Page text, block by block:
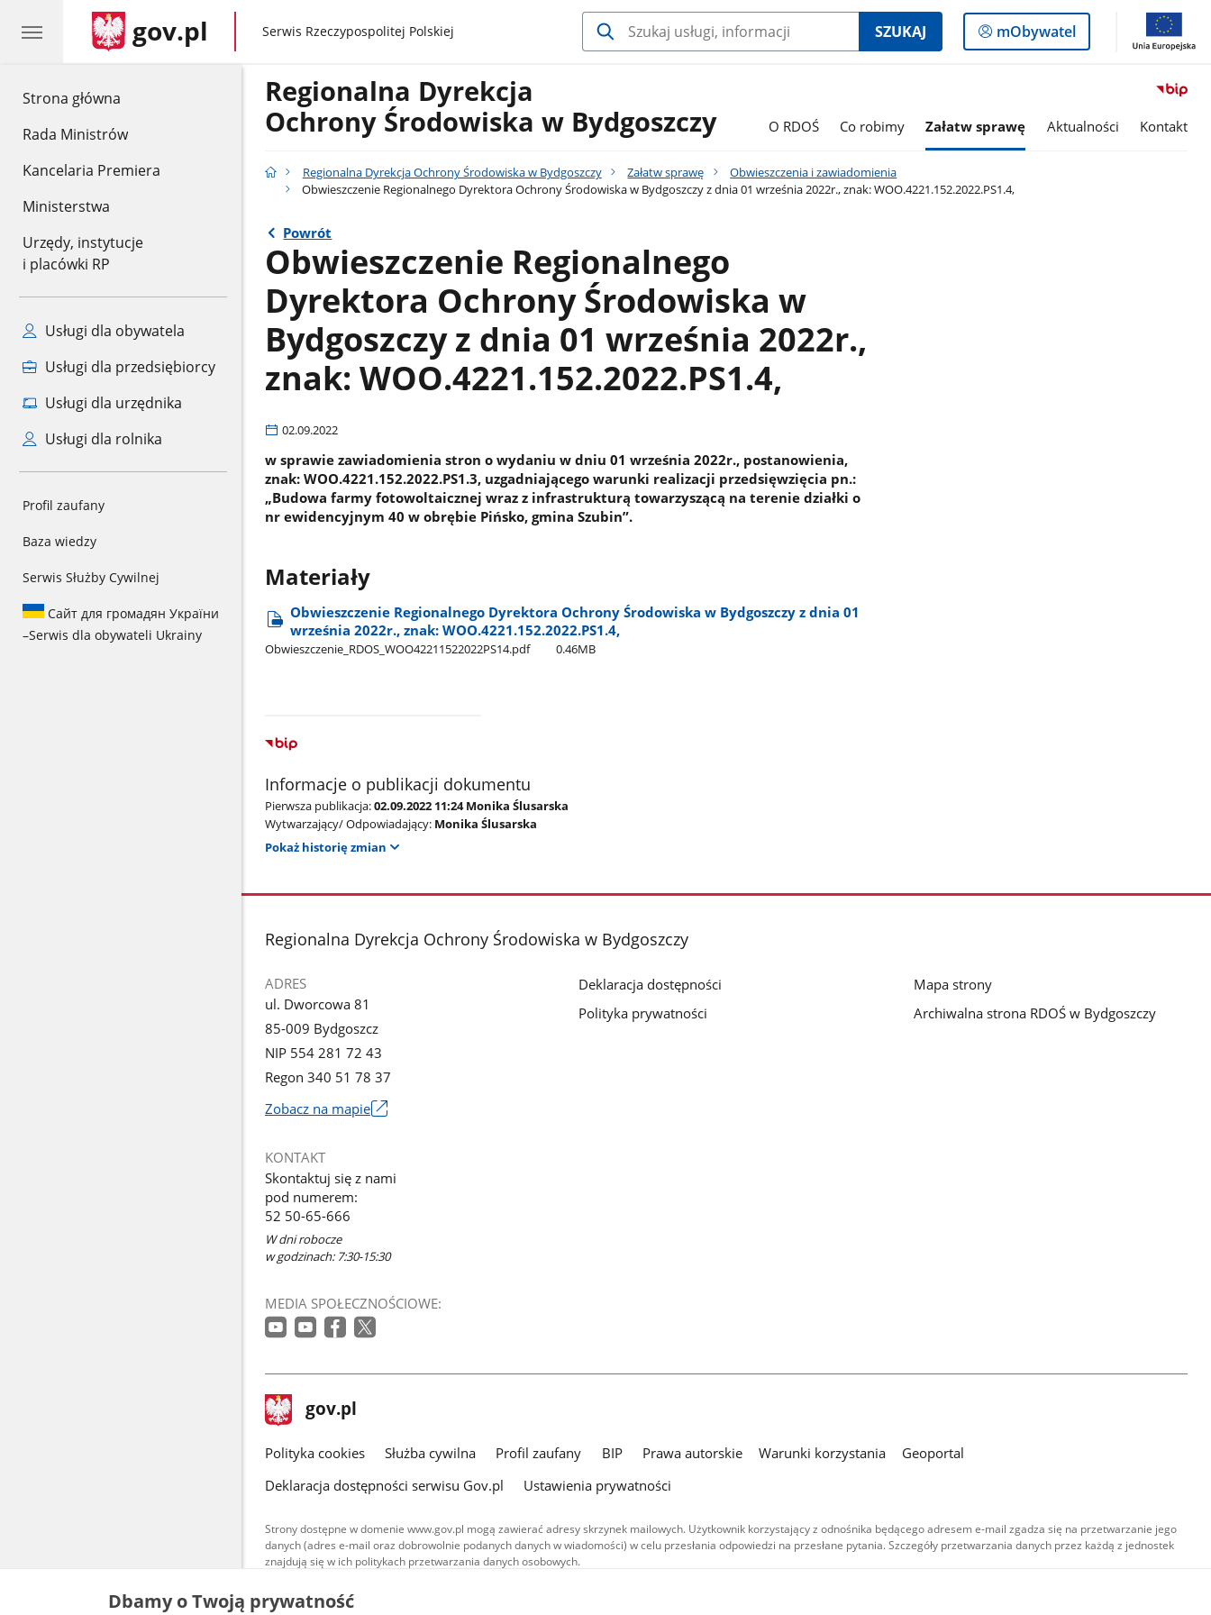
Strona główna
Rada Ministrów
Kancelaria Premiera
Ministerstwa
Urzędy, instytucje
i placówki RP
Usługi dla obywatela
Usługi dla przedsiębiorcy
Usługi dla urzędnika
Usługi dla rolnika
Profil zaufany
Baza wiedzy
Serwis Służby Cywilnej
Сайт для громадян України
–Serwis dla obywateli Ukrainy
gov.pl gov.pl
Serwis Rzeczypospolitej Polskiej SZUKAJ
Logowanie
do
mObywatel
Regionalna Dyrekcja
Ochrony Środowiska w Bydgoszczy
O RDOŚ Co robimy Załatw sprawę Aktualności Kontakt
Regionalna Dyrekcja Ochrony Środowiska w Bydgoszczy Załatw sprawę
Obwieszczenia i zawiadomienia
Obwieszczenie Regionalnego Dyrektora Ochrony Środowiska w Bydgoszczy z dnia 01 września 2022r., znak: WOO.4221.152.2022.PS1.4,
Powrót
Obwieszczenie Regionalnego
Dyrektora Ochrony Środowiska w
Bydgoszczy z dnia 01 września 2022r.,
znak: WOO.4221.152.2022.PS1.4,
02.09.2022
w sprawie zawiadomienia stron o wydaniu w dniu 01 września 2022r., postanowienia,
znak: WOO.4221.152.2022.PS1.3, uzgadniającego warunki realizacji przedsięwzięcia pn.:
„Budowa farmy fotowoltaicznej wraz z infrastrukturą towarzyszącą na terenie działki o
nr ewidencyjnym 40 w obrębie Pińsko, gmina Szubin”.
Materiały
Obwieszczenie Regionalnego Dyrektora Ochrony Środowiska w Bydgoszczy z dnia 01
września 2022r., znak: WOO.4221.152.2022.PS1.4,
Obwieszczenie​_RDOS​_WOO42211522022PS14.pdf 0.46MB
Informacje o publikacji dokumentu
Pierwsza publikacja:02.09.2022 11:24 Monika Ślusarska
Wytwarzający/ Odpowiadający: Monika Ślusarska
Pokaż historię zmian
stopka
Regionalna Dyrekcja Ochrony Środowiska w Bydgoszczy
ADRES
ul. Dworcowa 81
85-009 Bydgoszcz
NIP 554 281 72 43
Regon 340 51 78 37
Zobacz na mapie
się
w
nowym
oknie
KONTAKT
Skontaktuj się z nami
pod numerem:
52 50-65-666
W dni robocze
w godzinach: 7:30-15:30
MEDIA SPOŁECZNOŚCIOWE:
Deklaracja dostępności
Polityka prywatności
Mapa strony
Archiwalna strona RDOŚ w Bydgoszczy
stopka
gov.pl Strona
gov.pl
gov.pl
Polityka cookies Służba cywilna Profil zaufany BIP Prawa autorskie Warunki korzystania
Geoportal
Deklaracja dostępności serwisu Gov.pl
Ustawienia prywatności
Strony dostępne w domenie www.gov.pl mogą zawierać adresy skrzynek mailowych. Użytkownik korzystający z odnośnika będącego adresem e-mail zgadza się na przetwarzanie jego
danych (adres e-mail oraz dobrowolnie podanych danych w wiadomości) w celu przesłania odpowiedzi na przesłane pytania. Szczegóły przetwarzania danych przez każdą z jednostek
znajdują się w ich politykach przetwarzania danych osobowych.
Treści tekstowe publikowane w serwisie (z wyłączeniem treści audiowizualnych), są
udostępniane na licencji typu Creative Commons: uznanie autorstwa - na tych samych
Dbamy o Twoją prywatność